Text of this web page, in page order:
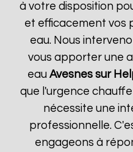
à votre disposition
et efficacement vos
eau. Nous
vous apporter une
eauAvesnes sur
que l'urgence
nécessite une
professionnelle.
engageons à